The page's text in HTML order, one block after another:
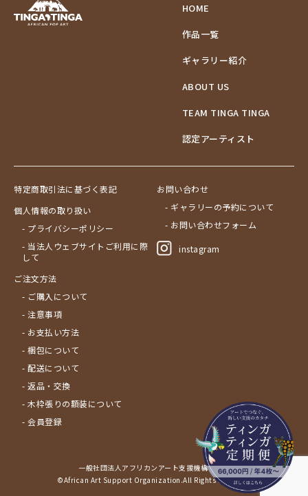
HOME
作品一覧
ギャラリー紹介
ABOUT US
TEAM TINGA TINGA
認定アーティスト
特定商取引法に基づく表記
個人情報の取り扱い
- プライバシーポリシー
- 当法人ウェブサイトご利用に際
して
ご注文方法
- ご購入について
- 注意事項
- お支払い方法
- 梱包について
- 配送について
- 返品・交換
- 木枠張りの額装について
- 会員登録
お問い合わせ
- ギャラリーの予約について
- お問い合わせフォーム
instagram
一般社団法人アフリカンアート支援機構サイト
©African Art Support Organization.All Rights Reserved.